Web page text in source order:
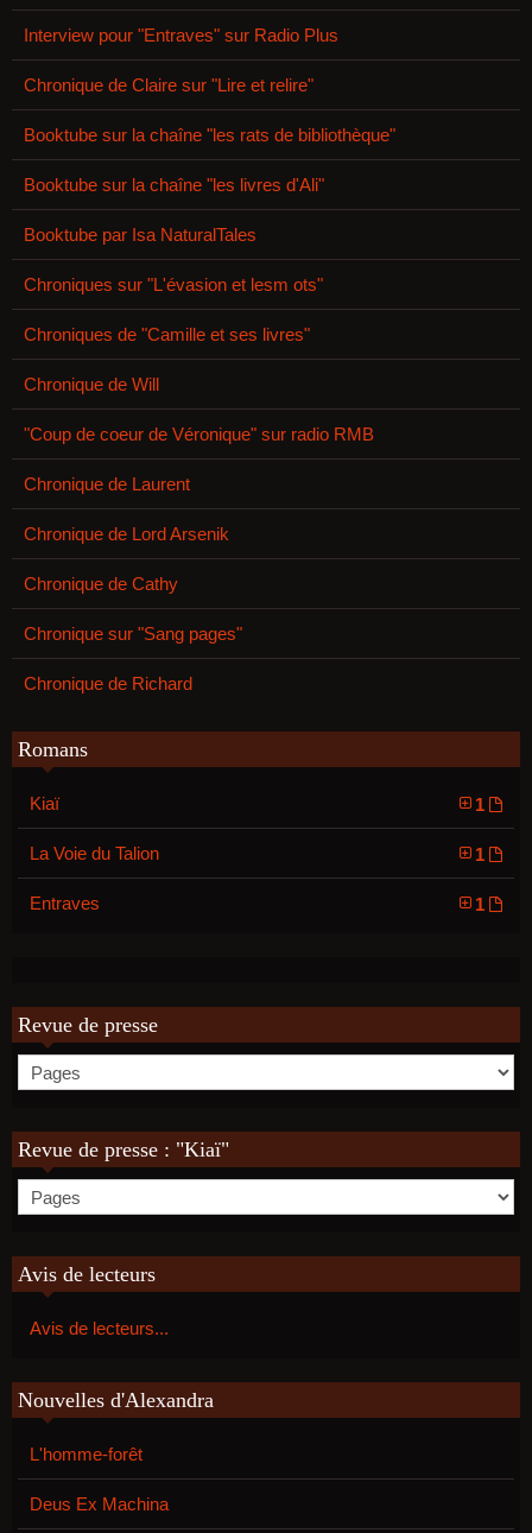
Interview pour "Entraves" sur Radio Plus
Chronique de Claire sur "Lire et relire"
Booktube sur la chaîne "les rats de bibliothèque"
Booktube sur la chaîne "les livres d'Ali"
Booktube par Isa NaturalTales
Chroniques sur "L'évasion et lesm ots"
Chroniques de "Camille et ses livres"
Chronique de Will
"Coup de coeur de Véronique" sur radio RMB
Chronique de Laurent
Chronique de Lord Arsenik
Chronique de Cathy
Chronique sur "Sang pages"
Chronique de Richard
Romans
Kiaï 1
La Voie du Talion 1
Entraves 1
Revue de presse
Revue de presse : "Kiaï"
Avis de lecteurs
Avis de lecteurs...
Nouvelles d'Alexandra
L'homme-forêt
Deus Ex Machina